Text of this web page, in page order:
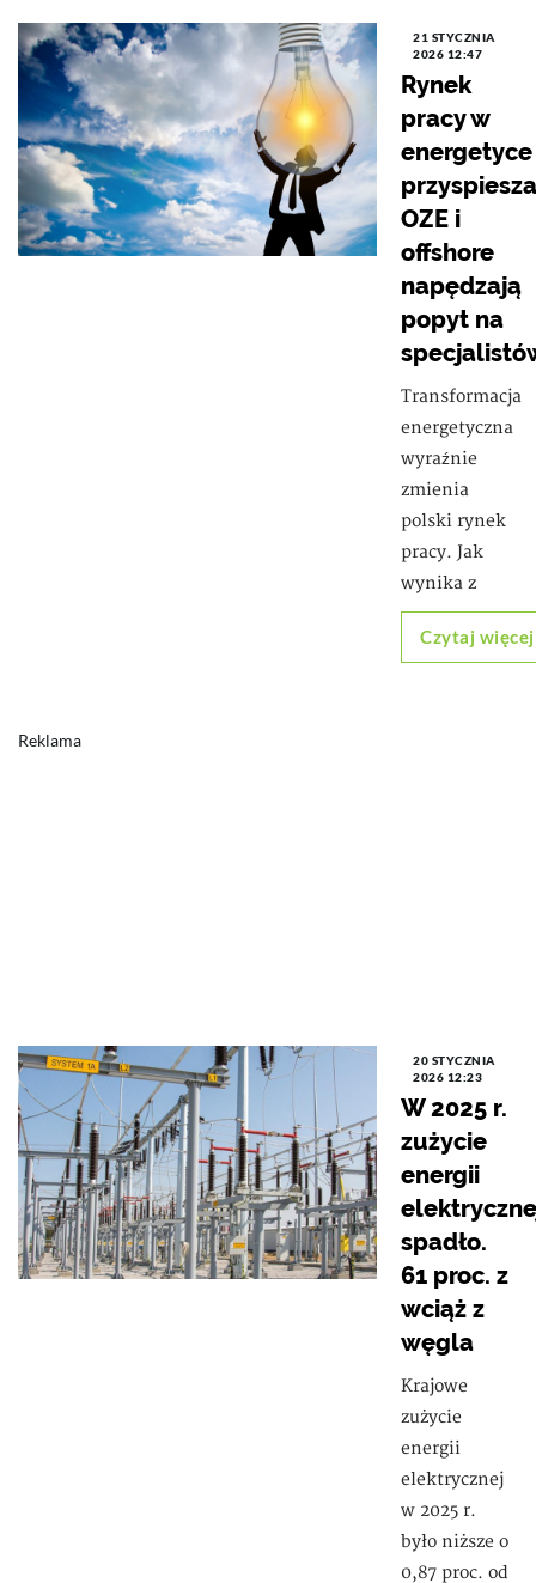
21 STYCZNIA
2026 12:47
Rynek
pracy w
energetyce
OZE i
offshore
napędzają
popyt na
Transformacja
energetyczna
wyraźnie
zmienia
polski rynek
pracy. Jak
wynika z
Czytaj więcej
Reklama
20 STYCZNIA
2026 12:23
W 2025 r.
zużycie
energii
spadło.
61 proc. z
wciąż z
węgla
Krajowe
zużycie
energii
elektrycznej
w 2025 r.
było niższe o
0,87 proc. od